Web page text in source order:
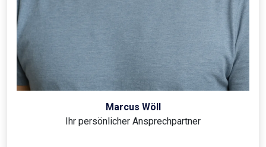
Marcus Wöll
Ihr persönlicher Ansprechpartner